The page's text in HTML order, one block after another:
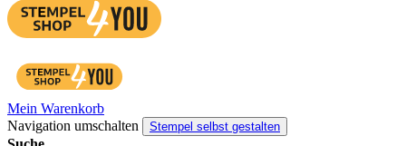
Mein Warenkorb
Navigation umschalten
Stempel selbst gestalten